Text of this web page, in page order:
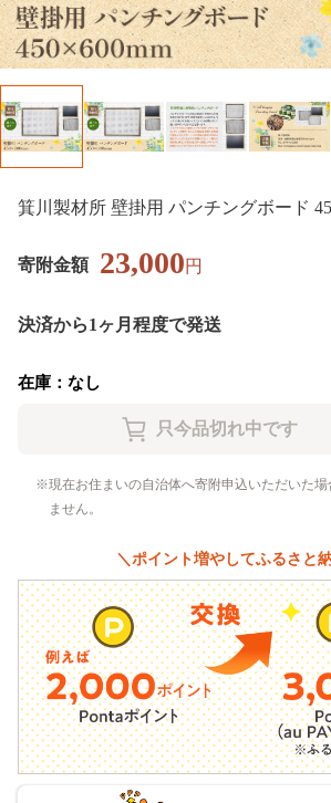
箕川製材所 壁掛用 パンチングボード
寄附金額 23,000円
決済から1ヶ月程度で発送
在庫：なし
現在お住まいの自治体へ寄附申込いただいた
ません。
＼ポイント増やしてふるさと